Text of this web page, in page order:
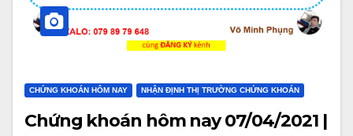
CHỨNG KHOÁN HÔM NAY NHẬN ĐỊNH THỊ TRƯỜNG CHỨNG KHOÁN
Chứng khoán hôm nay 07/04/2021 |